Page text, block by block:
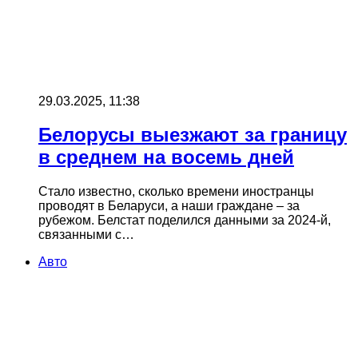
29.03.2025, 11:38
Белорусы выезжают за границу
в среднем на восемь дней
Стало известно, сколько времени иностранцы
проводят в Беларуси, а наши граждане – за
рубежом. Белстат поделился данными за 2024-й,
связанными с…
Авто